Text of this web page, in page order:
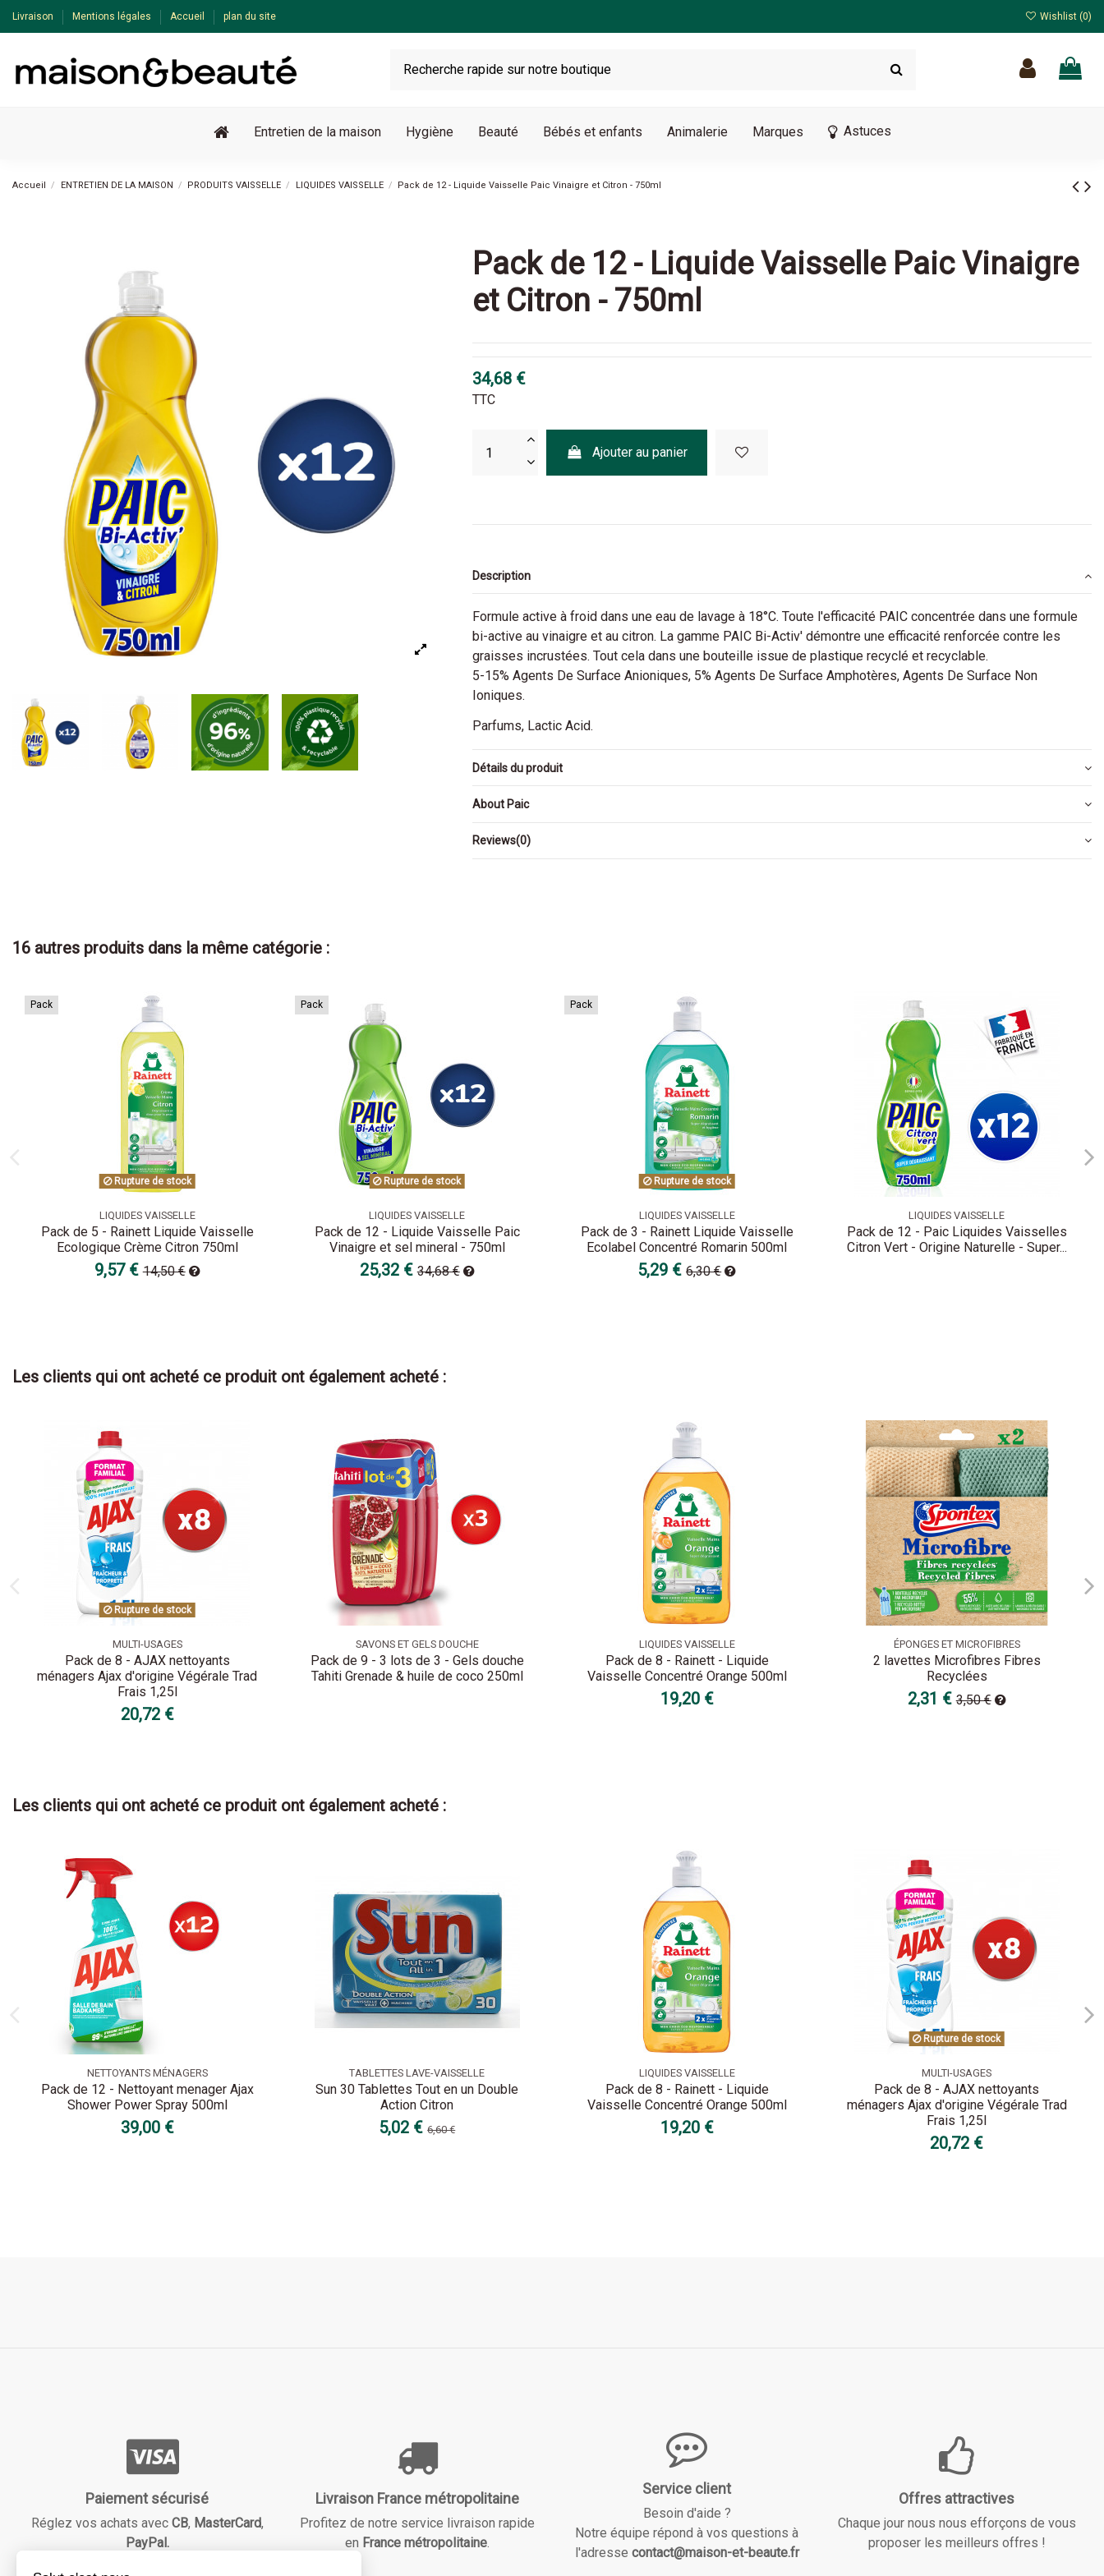
Livraison Mentions légales Accueil plan du site Wishlist (0)
Entretien de la maison Hygiène Beauté Bébés et enfants Animalerie Marques Astuces
Accueil ENTRETIEN DE LA MAISON PRODUITS VAISSELLE LIQUIDES VAISSELLE Pack de 12 - Liquide Vaisselle Paic Vinaigre et Citron - 750ml
Pack de 12 - Liquide Vaisselle Paic Vinaigre
et Citron - 750ml
34,68 €
TTC
Ajouter au panier
Description
Formule active à froid dans une eau de lavage à 18°C. Toute l'efficacité PAIC concentrée dans une formule
bi-active au vinaigre et au citron. La gamme PAIC Bi-Activ' démontre une efficacité renforcée contre les
graisses incrustées. Tout cela dans une bouteille issue de plastique recyclé et recyclable.
5-15% Agents De Surface Anioniques, 5% Agents De Surface Amphotères, Agents De Surface Non
Ioniques.
Parfums, Lactic Acid.
Détails du produit
About Paic
Reviews(0)
16 autres produits dans la même catégorie :
Pack
Rupture de stock
LIQUIDES VAISSELLE
Pack de 5 - Rainett Liquide Vaisselle
Ecologique Crème Citron 750ml
9,57 €14,50 €
Pack
Rupture de stock
LIQUIDES VAISSELLE
Pack de 12 - Liquide Vaisselle Paic
Vinaigre et sel mineral - 750ml
25,32 €34,68 €
Pack
Rupture de stock
LIQUIDES VAISSELLE
Pack de 3 - Rainett Liquide Vaisselle
Ecolabel Concentré Romarin 500ml
5,29 €6,30 €
LIQUIDES VAISSELLE
Pack de 12 - Paic Liquides Vaisselles
Citron Vert - Origine Naturelle - Super...
Les clients qui ont acheté ce produit ont également acheté :
Rupture de stock
MULTI-USAGES
Pack de 8 - AJAX nettoyants
ménagers Ajax d'origine Végérale Trad
Frais 1,25l
20,72 €
SAVONS ET GELS DOUCHE
Pack de 9 - 3 lots de 3 - Gels douche
Tahiti Grenade & huile de coco 250ml
LIQUIDES VAISSELLE
Pack de 8 - Rainett - Liquide
Vaisselle Concentré Orange 500ml
19,20 €
ÉPONGES ET MICROFIBRES
2 lavettes Microfibres Fibres
Recyclées
2,31 €3,50 €
Les clients qui ont acheté ce produit ont également acheté :
NETTOYANTS MÉNAGERS
Pack de 12 - Nettoyant menager Ajax
Shower Power Spray 500ml
39,00 €
TABLETTES LAVE-VAISSELLE
Sun 30 Tablettes Tout en un Double
Action Citron
5,02 €6,60 €
LIQUIDES VAISSELLE
Pack de 8 - Rainett - Liquide
Vaisselle Concentré Orange 500ml
19,20 €
Rupture de stock
MULTI-USAGES
Pack de 8 - AJAX nettoyants
ménagers Ajax d'origine Végérale Trad
Frais 1,25l
20,72 €
Paiement sécurisé
Réglez vos achats avec CB, MasterCard,
PayPal.
Livraison France métropolitaine
Profitez de notre service livraison rapide
en France métropolitaine.
Service client
Besoin d'aide ?
Notre équipe répond à vos questions à
l'adresse contact@maison-et-beaute.fr
Offres attractives
Chaque jour nous nous efforçons de vous
proposer les meilleurs offres !